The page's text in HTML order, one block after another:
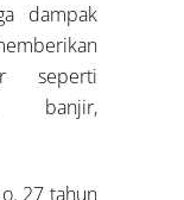
dampak
seperti
banjir,
27 tahun